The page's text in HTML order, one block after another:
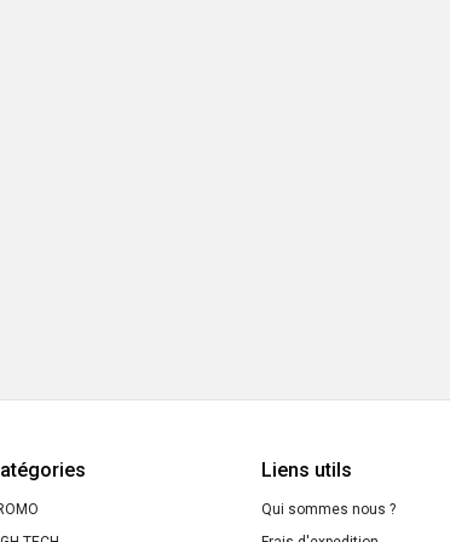
Liens utils
Qui sommes nous ?